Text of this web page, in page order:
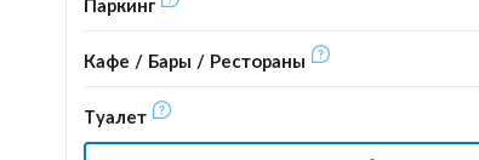
Паркинг
Кафе / Бары / Рестораны
Туалет